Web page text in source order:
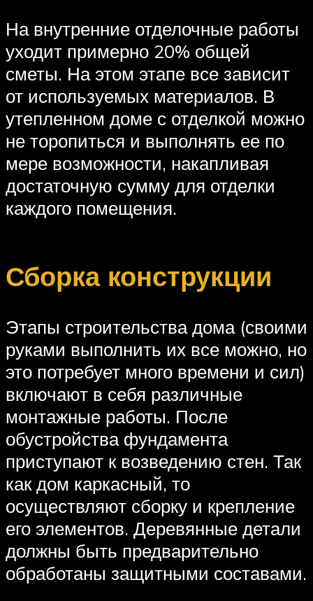
На внутренние отделочные работы
уходит примерно 20% общей
сметы. На этом этапе все зависит
от используемых материалов. В
утепленном доме с отделкой можно
не торопиться и выполнять ее по
мере возможности, накапливая
достаточную сумму для отделки
каждого помещения.
Сборка конструкции
Этапы строительства дома (своими
руками выполнить их все можно, но
это потребует много времени и сил)
включают в себя различные
монтажные работы. После
обустройства фундамента
приступают к возведению стен. Так
как дом каркасный, то
осуществляют сборку и крепление
его элементов. Деревянные детали
должны быть предварительно
обработаны защитными составами.